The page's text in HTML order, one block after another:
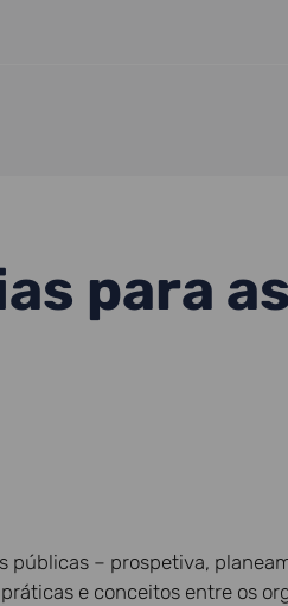
para
públicas – prospetiva,
e conceitos entre os